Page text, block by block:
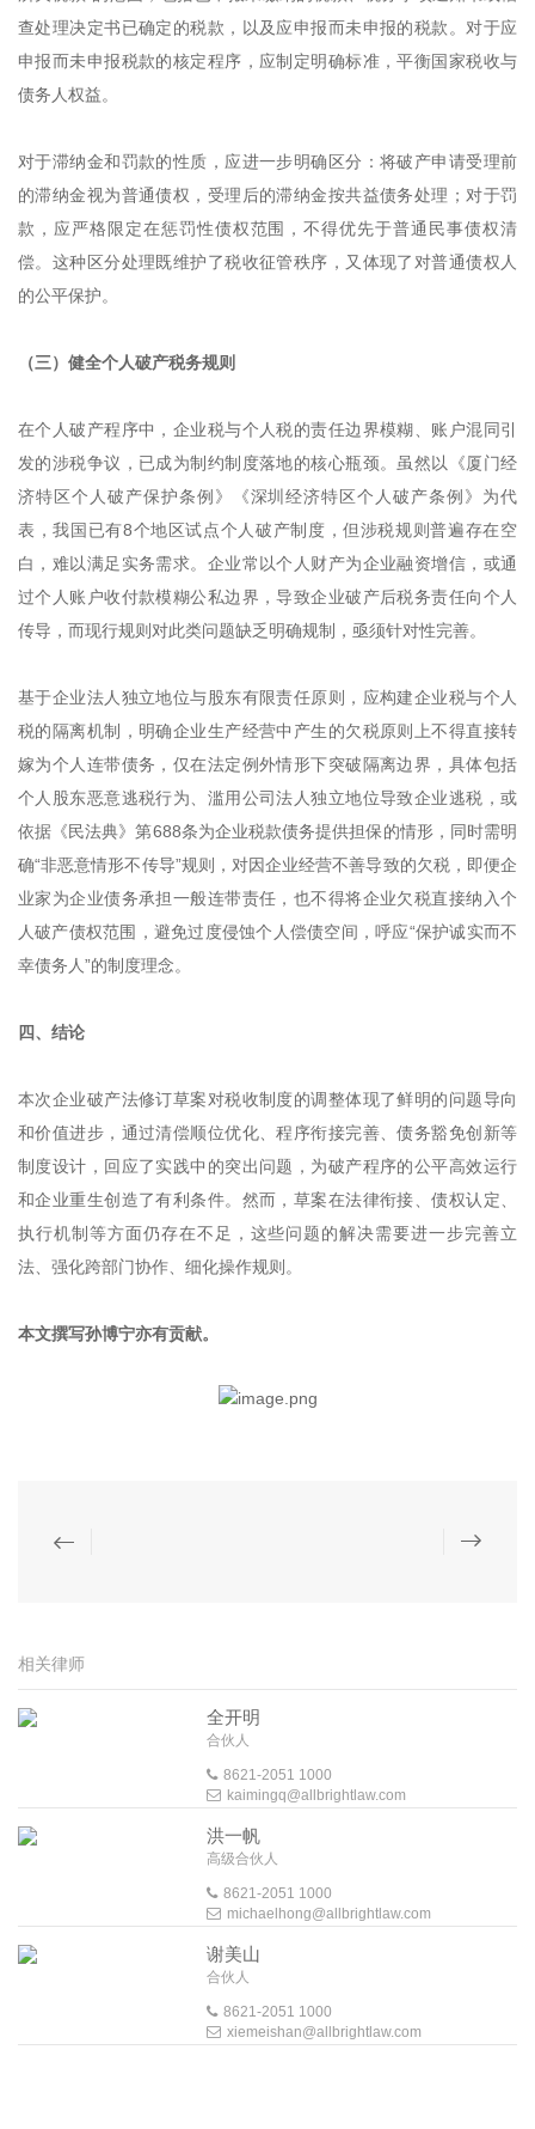
查处理决定书已确定的税款，以及应申报而未申报的税款。对于应
申报而未申报税款的核定程序，应制定明确标准，平衡国家税收与
债务人权益。
对于滞纳金和罚款的性质，应进一步明确区分：将破产申请受理前
的滞纳金视为普通债权，受理后的滞纳金按共益债务处理；对于罚
款，应严格限定在惩罚性债权范围，不得优先于普通民事债权清
偿。这种区分处理既维护了税收征管秩序，又体现了对普通债权人
的公平保护。
（三）健全个人破产税务规则
在个人破产程序中，企业税与个人税的责任边界模糊、账户混同引
发的涉税争议，已成为制约制度落地的核心瓶颈。虽然以《厦门经
济特区个人破产保护条例》《深圳经济特区个人破产条例》为代
表，我国已有8个地区试点个人破产制度，但涉税规则普遍存在空
白，难以满足实务需求。企业常以个人财产为企业融资增信，或通
过个人账户收付款模糊公私边界，导致企业破产后税务责任向个人
传导，而现行规则对此类问题缺乏明确规制，亟须针对性完善。
基于企业法人独立地位与股东有限责任原则，应构建企业税与个人
税的隔离机制，明确企业生产经营中产生的欠税原则上不得直接转
嫁为个人连带债务，仅在法定例外情形下突破隔离边界，具体包括
个人股东恶意逃税行为、滥用公司法人独立地位导致企业逃税，或
依据《民法典》第688条为企业税款债务提供担保的情形，同时需明
确“非恶意情形不传导”规则，对因企业经营不善导致的欠税，即便企
业家为企业债务承担一般连带责任，也不得将企业欠税直接纳入个
人破产债权范围，避免过度侵蚀个人偿债空间，呼应“保护诚实而不
幸债务人”的制度理念。
四、结论
本次企业破产法修订草案对税收制度的调整体现了鲜明的问题导向
和价值进步，通过清偿顺位优化、程序衔接完善、债务豁免创新等
制度设计，回应了实践中的突出问题，为破产程序的公平高效运行
和企业重生创造了有利条件。然而，草案在法律衔接、债权认定、
执行机制等方面仍存在不足，这些问题的解决需要进一步完善立
法、强化跨部门协作、细化操作规则。
本文撰写孙博宁亦有贡献。
相关律师
全开明
合伙人
8621-2051 1000
kaimingq@allbrightlaw.com
洪一帆
高级合伙人
8621-2051 1000
michaelhong@allbrightlaw.com
谢美山
合伙人
8621-2051 1000
xiemeishan@allbrightlaw.com